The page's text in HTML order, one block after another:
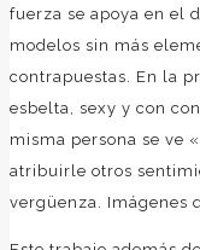
fuerza se apoya en el
modelos sin más
contrapuestas. En la
esbelta, sexy y con
misma persona se ve
atribuirle otros
vergüenza. Imágenes